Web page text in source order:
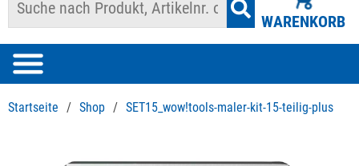
WARENKORB
Startseite / Shop / SET15_wow!tools-maler-kit-15-teilig-plus